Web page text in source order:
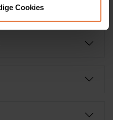
Cookies